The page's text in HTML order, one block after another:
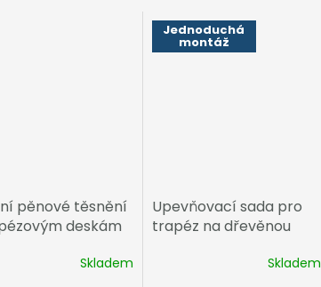
pěnové těsnění
deskám
Skladem
Jednoduchá
montáž
Upevňovací sada pro
trapéz na dřevěnou
Skladem